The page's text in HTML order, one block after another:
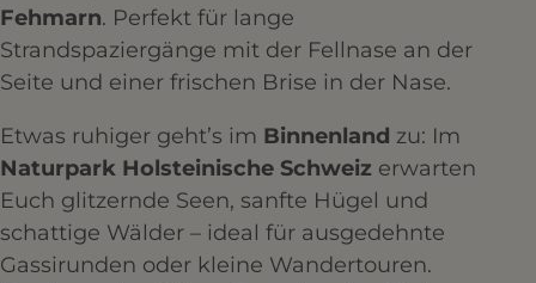
Fehmarn. Perfekt für lange
Strandspaziergänge mit der Fellnase an der
Seite und einer frischen Brise in der Nase.
Etwas ruhiger geht’s im Binnenland zu: Im
Naturpark Holsteinische Schweiz erwarten
Euch glitzernde Seen, sanfte Hügel und
schattige Wälder – ideal für ausgedehnte
Gassirunden oder kleine Wandertouren.